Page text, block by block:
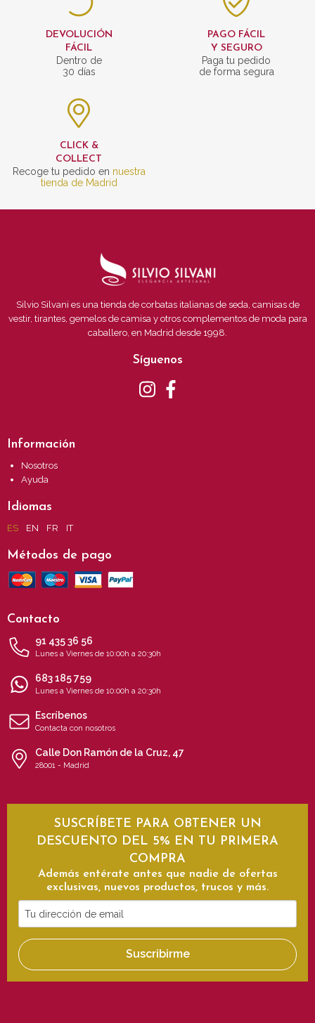
DEVOLUCIÓN
FÁCIL
Dentro de
30 días
PAGO FÁCIL
Y SEGURO
Paga tu pedido
de forma segura
CLICK &
COLLECT
Recoge tu pedido en nuestra
tienda de Madrid
Silvio Silvani es una tienda de corbatas italianas de seda, camisas de
vestir, tirantes, gemelos de camisa y otros complementos de moda para
caballero, en Madrid desde 1998.
Síguenos
Información
Nosotros
Ayuda
Idiomas
ES EN FR IT
Métodos de pago
Contacto
91 435 36 56
Lunes a Viernes de 10:00h a 20:30h
683 185 759
Lunes a Viernes de 10:00h a 20:30h
Escríbenos
Contacta con nosotros
Calle Don Ramón de la Cruz, 47
28001 - Madrid
SUSCRÍBETE PARA OBTENER UN
DESCUENTO DEL 5% EN TU PRIMERA
COMPRA
Además entérate antes que nadie de ofertas
exclusivas, nuevos productos, trucos y más.
Tu
dirección
de
email
Suscribirme